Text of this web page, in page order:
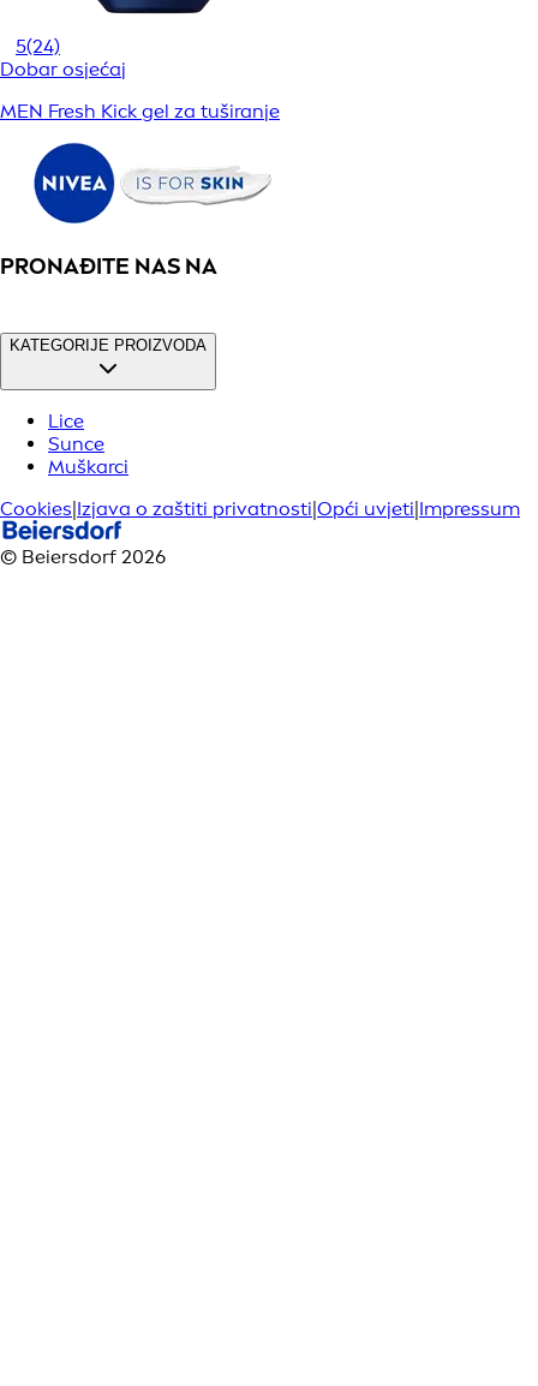
5(24)
Dobar osjećaj
MEN Fresh Kick gel za tuširanje
PRONAĐITE NAS NA
KATEGORIJE PROIZVODA
Lice
Sunce
Muškarci
Cookies Izjava o zaštiti privatnosti Opći uvjeti Impressum
© Beiersdorf 2026